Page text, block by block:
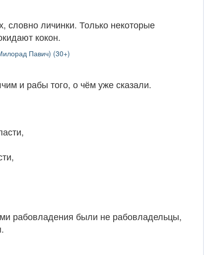
словно личинки. Только некоторые
кокон.
Павич) (30+)
и рабы того, о чём уже сказали.
рабовладения были не рабовладельцы,